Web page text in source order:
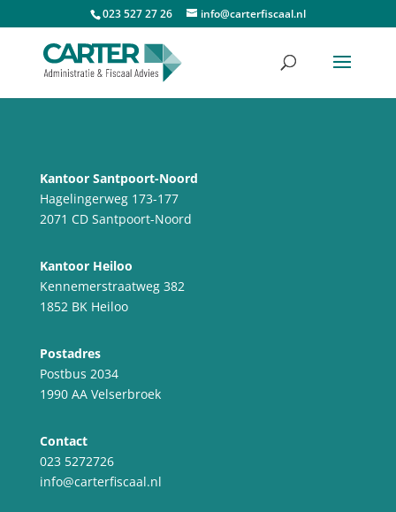
023 527 27 26 info@carterfiscaal.nl
Kantoor Santpoort-Noord
Hagelingerweg 173-177
2071 CD Santpoort-Noord
Kantoor Heiloo
Kennemerstraatweg 382
1852 BK Heiloo
Postadres
Postbus 2034
1990 AA Velserbroek
Contact
023 5272726
info@carterfiscaal.nl